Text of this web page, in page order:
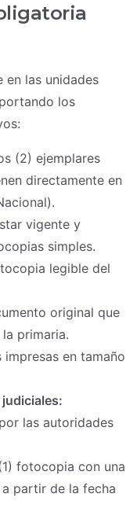
en las unidades
los
(2) ejemplares
directamente en
vigente y
simples.
legible del
original que
primaria.
en tamaño
las autoridades
fotocopia con una
partir de la fecha